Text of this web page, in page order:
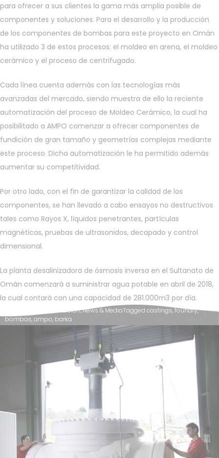
para ofrecer a sus clientes la gama más amplia posible de
componentes y soluciones. Para el desarrollo y la producción
de los componentes de bombas para este proyecto en Omán
ha utilizado 3 de estos procesos: el moldeo en arena, el moldeo
cerámico y el proceso de centrifugado.
Cada línea cuenta además con las tecnologías más
avanzadas del mercado, siendo muestra de ello la reciente
automatización del proceso de Moldeo Cerámico, la cual ha
posibilitado a AMPO comenzar a ofrecer componentes de
fundición de gran tamaño y geometrías complejas mediante
este proceso. Dicha automatización le ha permitido además
aumentar su competitividad.
Por otro lado, con el fin de garantizar la calidad de los
componentes, se han llevado a cabo ensayos no destructivos
tales como Rayos X, líquidos penetrantes, partículas
magnéticas, pruebas de ultrasonidos, decapado y control
dimensional.
La planta desalinizadora de ósmosis inversa en el Sultanato de
Omán comenzará a suministrar agua potable en abril de 2018,
la cual contará con una capacidad de 281.000m3 por día.
AMPO Fundición,News & MediaTagged castings,foundry,
bombas,ampo, barka